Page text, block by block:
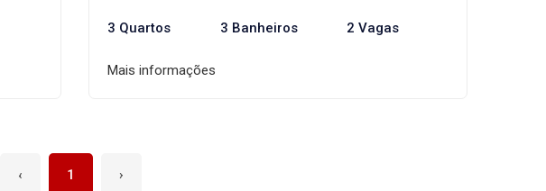
3 Quartos 3 Banheiros 2 Vagas
Mais informações
‹ 1 ›